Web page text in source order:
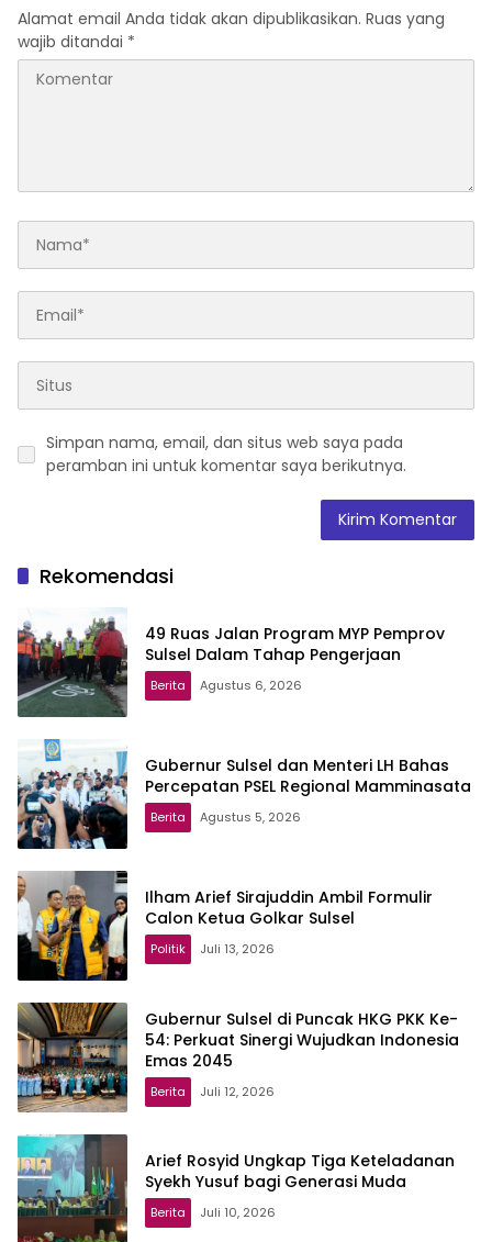
Alamat email Anda tidak akan dipublikasikan. Ruas yang
wajib ditandai *
Simpan nama, email, dan situs web saya pada
peramban ini untuk komentar saya berikutnya.
Rekomendasi
49 Ruas Jalan Program MYP Pemprov
Sulsel Dalam Tahap Pengerjaan
Berita Agustus 6, 2026
Gubernur Sulsel dan Menteri LH Bahas
Percepatan PSEL Regional Mamminasata
Berita Agustus 5, 2026
Ilham Arief Sirajuddin Ambil Formulir
Calon Ketua Golkar Sulsel
Politik Juli 13, 2026
Gubernur Sulsel di Puncak HKG PKK Ke-
54: Perkuat Sinergi Wujudkan Indonesia
Emas 2045
Berita Juli 12, 2026
Arief Rosyid Ungkap Tiga Keteladanan
Syekh Yusuf bagi Generasi Muda
Berita Juli 10, 2026